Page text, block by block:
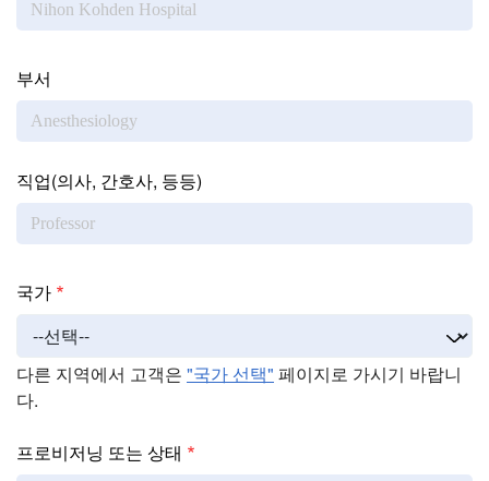
Job data
부서
직업(의사, 간호사, 등등)
Address
국가
다른 지역에서 고객은 "국가 선택" 페이지로 가시기 바랍니
다.
프로비저닝 또는 상태